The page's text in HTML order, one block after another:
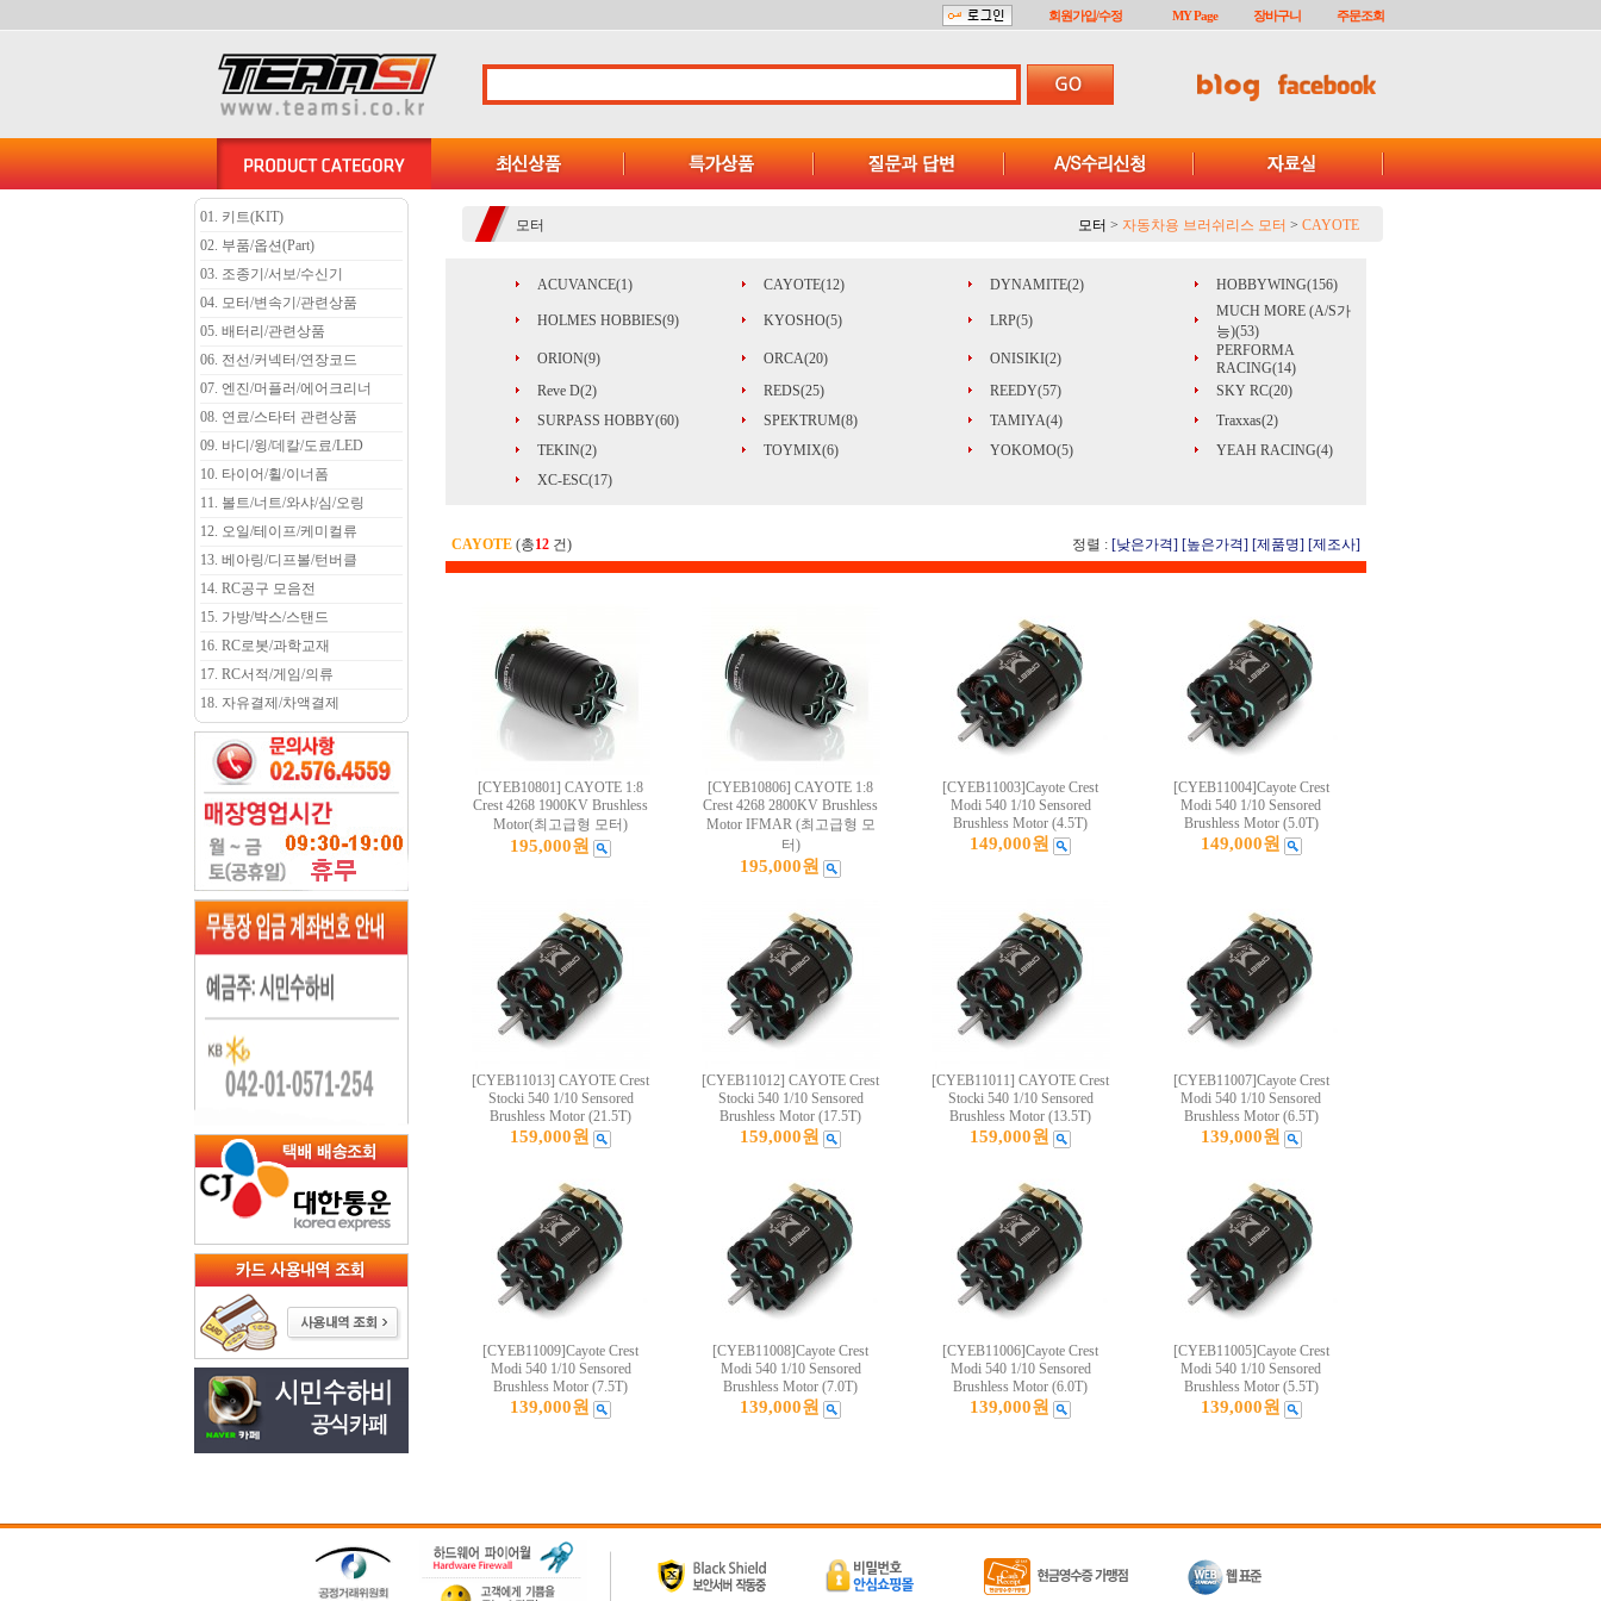
회원가입/수정 MY Page 장바구니 주문조회
01. 키트(KIT)
02. 부품/옵션(Part)
03. 조종기/서보/수신기
04. 모터/변속기/관련상품
05. 배터리/관련상품
06. 전선/커넥터/연장코드
07. 엔진/머플러/에어크리너
08. 연료/스타터 관련상품
09. 바디/윙/데칼/도료/LED
10. 타이어/휠/이너폼
11. 볼트/너트/와샤/심/오링
12. 오일/테이프/케미컬류
13. 베아링/디프볼/턴버클
14. RC공구 모음전
15. 가방/박스/스탠드
16. RC로봇/과학교재
17. RC서적/게임/의류
18. 자유결제/차액결제
모터 모터 > 자동차용 브러쉬리스 모터 > CAYOTE
ACUVANCE(1) CAYOTE(12) DYNAMITE(2) HOBBYWING(156)
HOLMES HOBBIES(9) KYOSHO(5) LRP(5)
MUCH MORE (A/S가
능)(53)
ORION(9)
ORCA(20) ONISIKI(2)
PERFORMA
RACING(14)
Reve D(2)
REDS(25) REEDY(57)
SKY RC(20)
SURPASS HOBBY(60)
SPEKTRUM(8) TAMIYA(4)
Traxxas(2)
TEKIN(2)
TOYMIX(6) YOKOMO(5)
YEAH RACING(4)
XC-ESC(17)
CAYOTE (총12 건) 정렬 : [낮은가격] [높은가격] [제품명] [제조사]
[CYEB10801] CAYOTE 1:8
Crest 4268 1900KV Brushless
Motor(최고급형 모터)
195,000원
[CYEB10806] CAYOTE 1:8
Crest 4268 2800KV Brushless
Motor IFMAR (최고급형 모
터)
195,000원
[CYEB11003]Cayote Crest
Modi 540 1/10 Sensored
Brushless Motor (4.5T)
149,000원
[CYEB11004]Cayote Crest
Modi 540 1/10 Sensored
Brushless Motor (5.0T)
149,000원
[CYEB11013] CAYOTE Crest
Stocki 540 1/10 Sensored
Brushless Motor (21.5T)
159,000원
[CYEB11012] CAYOTE Crest
Stocki 540 1/10 Sensored
Brushless Motor (17.5T)
159,000원
[CYEB11011] CAYOTE Crest
Stocki 540 1/10 Sensored
Brushless Motor (13.5T)
159,000원
[CYEB11007]Cayote Crest
Modi 540 1/10 Sensored
Brushless Motor (6.5T)
139,000원
[CYEB11009]Cayote Crest
Modi 540 1/10 Sensored
Brushless Motor (7.5T)
139,000원
[CYEB11008]Cayote Crest
Modi 540 1/10 Sensored
Brushless Motor (7.0T)
139,000원
[CYEB11006]Cayote Crest
Modi 540 1/10 Sensored
Brushless Motor (6.0T)
139,000원
[CYEB11005]Cayote Crest
Modi 540 1/10 Sensored
Brushless Motor (5.5T)
139,000원